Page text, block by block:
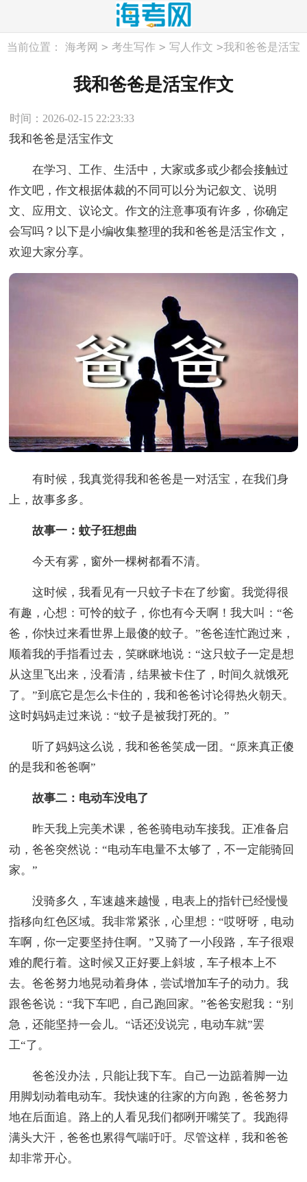
当前位置： 海考网 > 考生写作 > 写人作文 >我和爸爸是活宝
我和爸爸是活宝作文
时间：2026-02-15 22:23:33
我和爸爸是活宝作文
在学习、工作、生活中，大家或多或少都会接触过
作文吧，作文根据体裁的不同可以分为记叙文、说明
文、应用文、议论文。作文的注意事项有许多，你确定
会写吗？以下是小编收集整理的我和爸爸是活宝作文，
欢迎大家分享。
有时候，我真觉得我和爸爸是一对活宝，在我们身
上，故事多多。
故事一：蚊子狂想曲
今天有雾，窗外一棵树都看不清。
这时候，我看见有一只蚊子卡在了纱窗。我觉得很
有趣，心想：可怜的蚊子，你也有今天啊！我大叫：“爸
爸，你快过来看世界上最傻的蚊子。”爸爸连忙跑过来，
顺着我的手指看过去，笑眯眯地说：“这只蚊子一定是想
从这里飞出来，没看清，结果被卡住了，时间久就饿死
了。”到底它是怎么卡住的，我和爸爸讨论得热火朝天。
这时妈妈走过来说：“蚊子是被我打死的。”
听了妈妈这么说，我和爸爸笑成一团。“原来真正傻
的是我和爸爸啊”
故事二：电动车没电了
昨天我上完美术课，爸爸骑电动车接我。正准备启
动，爸爸突然说：“电动车电量不太够了，不一定能骑回
家。”
没骑多久，车速越来越慢，电表上的指针已经慢慢
指移向红色区域。我非常紧张，心里想：“哎呀呀，电动
车啊，你一定要坚持住啊。”又骑了一小段路，车子很艰
难的爬行着。这时候又正好要上斜坡，车子根本上不
去。爸爸努力地晃动着身体，尝试增加车子的动力。我
跟爸爸说：“我下车吧，自己跑回家。”爸爸安慰我：“别
急，还能坚持一会儿。“话还没说完，电动车就”罢
工“了。
爸爸没办法，只能让我下车。自己一边踮着脚一边
用脚划动着电动车。我快速的往家的方向跑，爸爸努力
地在后面追。路上的人看见我们都咧开嘴笑了。我跑得
满头大汗，爸爸也累得气喘吁吁。尽管这样，我和爸爸
却非常开心。